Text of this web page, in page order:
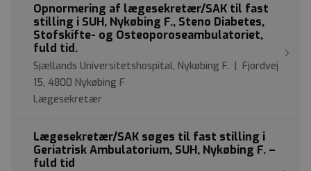
Opnormering af lægesekretær/SAK til fast
stilling i SUH, Nykøbing F., Steno Diabetes,
Stofskifte- og Osteoporoseambulatoriet,
fuld tid.
Sjællands Universitetshospital, Nykøbing F. | Fjordvej
15, 4800 Nykøbing F
Lægesekretær
Lægesekretær/SAK søges til fast stilling i
Geriatrisk Ambulatorium, SUH, Nykøbing F. –
fuld tid